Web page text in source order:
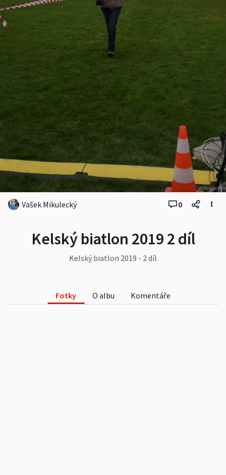
Kelský biatlon 2019 2 díl
Kelský biatlon 2019 - 2 díl
Vašek Mikulecký 0
Fotky O albu Komentáře